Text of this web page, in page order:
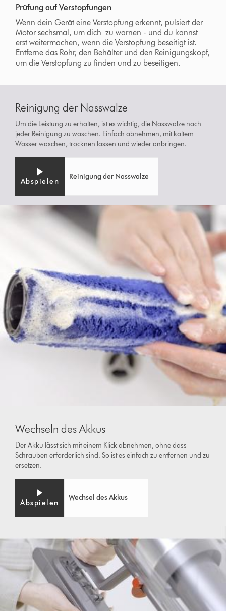
Prüfung auf Verstopfungen
Wenn dein Gerät eine Verstopfung erkennt, pulsiert der
Motor sechsmal, um dich zu warnen - und du kannst
erst weitermachen, wenn die Verstopfung beseitigt ist.
Entferne das Rohr, den Behälter und den Reinigungskopf,
um die Verstopfung zu finden und zu beseitigen.
Reinigung der Nasswalze
Um die Leistung zu erhalten, ist es wichtig, die Nasswalze nach
jeder Reinigung zu waschen. Einfach abnehmen, mit kaltem
Wasser waschen, trocknen lassen und wieder anbringen.
Abspielen
Reinigung der Nasswalze
Wechseln des Akkus
Der Akku lässt sich mit einem Klick abnehmen, ohne dass
Schrauben erforderlich sind. So ist es einfach zu entfernen und zu
ersetzen.
Abspielen
Wechsel des Akkus